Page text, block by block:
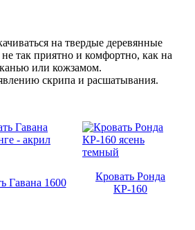
на твердые деревянные
так приятно и комфортно, как на
или кожзамом.
скрипа и расшатывания.
Гавана 1600
Кровать Ронда
КР-160